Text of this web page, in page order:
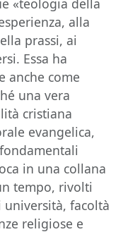
«teologia della
alla
prassi, ai
Essa ha
anche come
una vera
cristiana
evangelica,
in una collana
tempo, rivolti
facoltà
religiose e